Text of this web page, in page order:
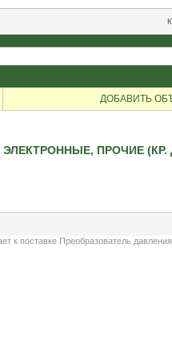
ДОБАВИТЬ
ПРОЧИЕ
к поставке Преобразователь